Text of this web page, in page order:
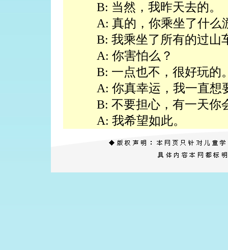
B: 当然，我昨天去的。
A: 真的，你乘坐了什么
B: 我乘坐了所有的过山
A: 你害怕么？
B: 一点也不，很好玩的
A: 你真幸运，我一直想
B: 不要担心，有一天你
A: 我希望如此。